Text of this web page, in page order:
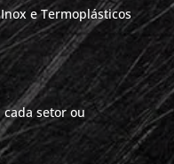
e Termoplásticos
setor ou